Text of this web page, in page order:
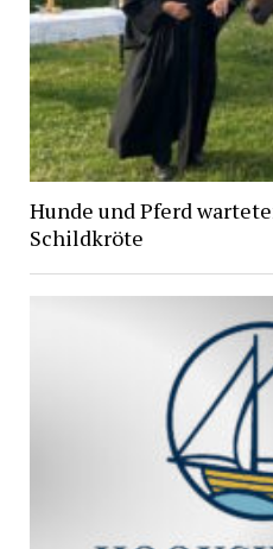
Hunde und Pferd
Schildkröte